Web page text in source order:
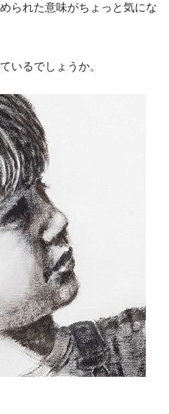
られた意味がちょっと気にな
いるでしょうか。